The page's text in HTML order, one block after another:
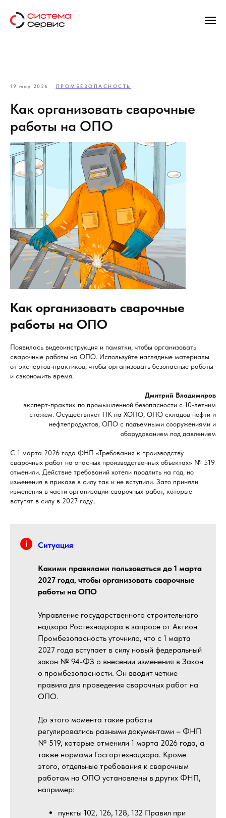
19 may 2026 ПРОМБЕЗОПАСНОСТЬ
Как организовать сварочные
работы на ОПО
Как организовать сварочные
работы на ОПО
Появилась видеоинструкция и памятки, чтобы организовать
сварочные работы на ОПО. Используйте наглядные материалы
от экспертов-практиков, чтобы организовать безопасные работы
и сэкономить время.
Дмитрий Владимиров
эксперт-практик по промышленной безопасности с 10-летним
стажем. Осуществляет ПК на ХОПО, ОПО складов нефти и
нефтепродуктов, ОПО с подъемными сооружениями и
оборудованием под давлением
С 1 марта 2026 года ФНП «Требования к производству
сварочных работ на опасных производственных объектах» № 519
отменили. Действие требований хотели продлить на год, но
изменения в приказе в силу так и не вступили. Зато приняли
изменения в части организации сварочных работ, которые
вступят в силу в 2027 году..
Ситуация
Какими правилами пользоваться до 1 марта
2027 года, чтобы организовать сварочные
работы на ОПО
Управление государственного строительного
надзора Ростехнадзора в запросе от Актион
Промбезопасность уточнило, что с 1 марта
2027 года вступает в силу новый федеральный
закон № 94-ФЗ о внесении изменения в Закон
о промбезопасности. Он вводит четкие
правила для проведения сварочных работ на
ОПО.
До этого момента такие работы
регулировались разными документами – ФНП
№ 519, которые отменили 1 марта 2026 года, а
также нормами Госгортехнадзора. Кроме
этого, отдельные требования к сварочным
работам на ОПО установлены в других ФНП,
например:
пункты 102, 126, 128, 132 Правил при